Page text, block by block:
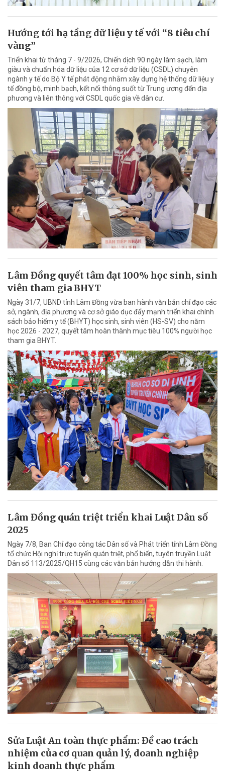
Hướng tới hạ tầng dữ liệu y tế với “8 tiêu chí
vàng”
Triển khai từ tháng 7 - 9/2026, Chiến dịch 90 ngày làm sạch, làm
giàu và chuẩn hóa dữ liệu của 12 cơ sở dữ liệu (CSDL) chuyên
ngành y tế do Bộ Y tế phát động nhằm xây dựng hệ thống dữ liệu y
tế đồng bộ, minh bạch, kết nối thông suốt từ Trung ương đến địa
phương và liên thông với CSDL quốc gia về dân cư.
Lâm Đồng quyết tâm đạt 100% học sinh, sinh
viên tham gia BHYT
Ngày 31/7, UBND tỉnh Lâm Đồng vừa ban hành văn bản chỉ đạo các
sở, ngành, địa phương và cơ sở giáo dục đẩy mạnh triển khai chính
sách bảo hiểm y tế (BHYT) học sinh, sinh viên (HS-SV) cho năm
học 2026 - 2027, quyết tâm hoàn thành mục tiêu 100% người học
tham gia BHYT.
Lâm Đồng quán triệt triển khai Luật Dân số
2025
Ngày 7/8, Ban Chỉ đạo công tác Dân số và Phát triển tỉnh Lâm Đồng
tổ chức Hội nghị trực tuyến quán triệt, phổ biến, tuyên truyền Luật
Dân số 113/2025/QH15 cùng các văn bản hướng dẫn thi hành.
Sửa Luật An toàn thực phẩm: Đề cao trách
nhiệm của cơ quan quản lý, doanh nghiệp
kinh doanh thực phẩm